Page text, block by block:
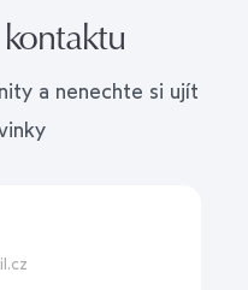
a nenechte si ujít